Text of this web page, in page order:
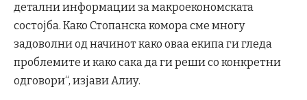
детални информации за макроекономската
состојба. Како Стопанска комора сме многу
задоволни од начинот како оваа екипа ги гледа
проблемите и како сака да ги реши со конкретни
одговори“, изјави Алиу.